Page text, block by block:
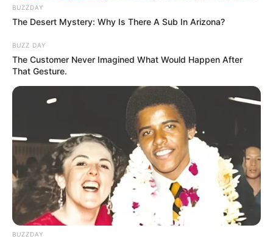
BUZZDAY
The Desert Mystery: Why Is There A Sub In Arizona?
BUZZ DAY
The Customer Never Imagined What Would Happen After
That Gesture.
BUZZDAY